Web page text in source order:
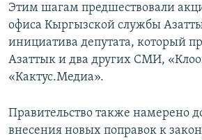
Этим шагам предшествовали
офиса Кыргызской службы
инициатива депутата, который
Азаттык и два других СМИ,
«Кактус.Медиа».
Правительство также намерено
внесения новых поправок к